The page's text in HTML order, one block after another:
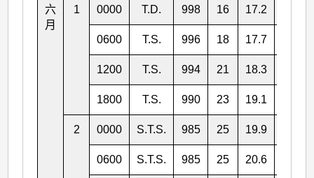
六
月
1 0000 T.D. 998 16 17.2
0600 T.S. 996 18 17.7
1200 T.S. 994 21 18.3
1800 T.S. 990 23 19.1
2 0000 S.T.S. 985 25 19.9
0600 S.T.S. 985 25 20.6